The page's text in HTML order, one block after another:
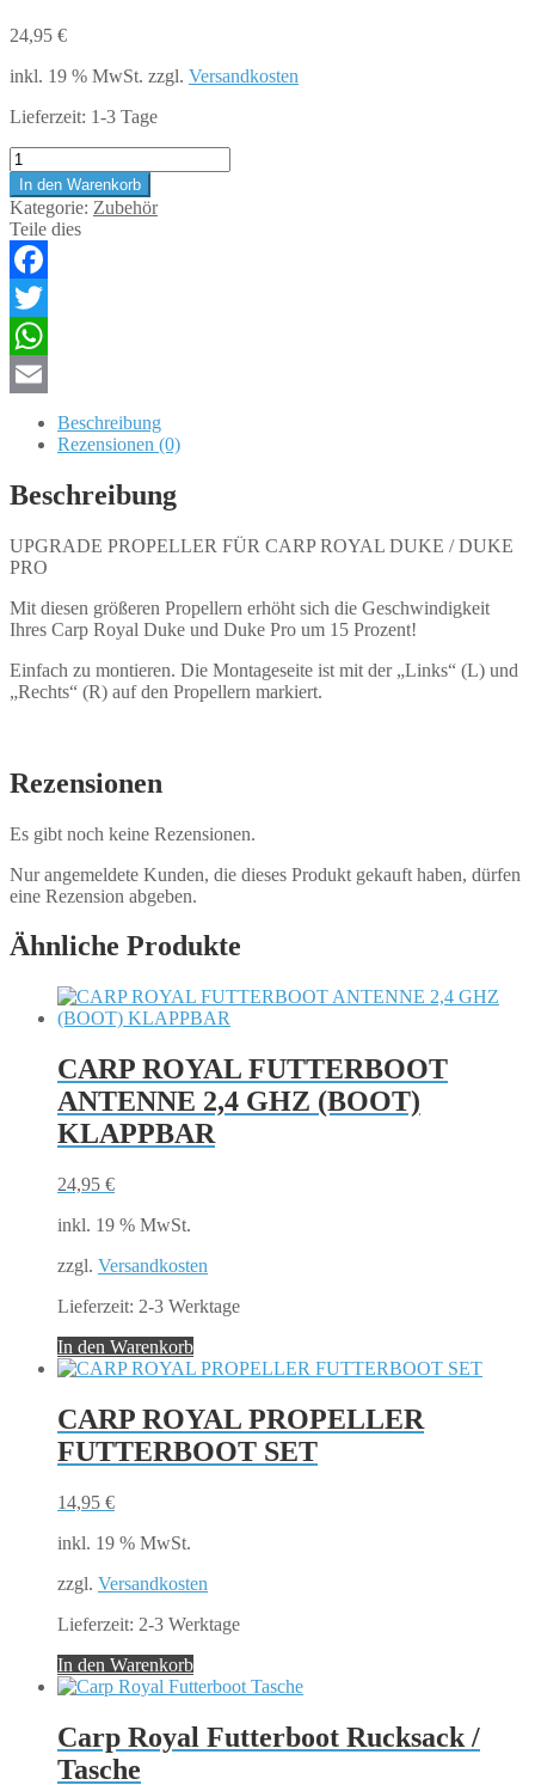
24,95 €
inkl. 19 % MwSt. zzgl. Versandkosten
Lieferzeit: 1-3 Tage
UPGRADE
PROPELLER
FÜR
CARP
ROYAL
DUKE
/
DUKE
PRO
Menge
In den Warenkorb
Kategorie: Zubehör
Teile dies
Facebook
Twitter
WhatsApp
Beschreibung
Rezensionen (0)
Beschreibung
UPGRADE PROPELLER FÜR CARP ROYAL DUKE / DUKE
PRO
Mit diesen größeren Propellern erhöht sich die Geschwindigkeit
Ihres Carp Royal Duke und Duke Pro um 15 Prozent!
Einfach zu montieren. Die Montageseite ist mit der „Links“ (L) und
„Rechts“ (R) auf den Propellern markiert.
Rezensionen
Es gibt noch keine Rezensionen.
Nur angemeldete Kunden, die dieses Produkt gekauft haben, dürfen
eine Rezension abgeben.
Ähnliche Produkte
CARP ROYAL FUTTERBOOT
ANTENNE 2,4 GHZ (BOOT)
KLAPPBAR
24,95 €
inkl. 19 % MwSt.
zzgl. Versandkosten
Lieferzeit: 2-3 Werktage
In den Warenkorb
CARP ROYAL PROPELLER
FUTTERBOOT SET
14,95 €
inkl. 19 % MwSt.
zzgl. Versandkosten
Lieferzeit: 2-3 Werktage
In den Warenkorb
Carp Royal Futterboot Rucksack /
Tasche